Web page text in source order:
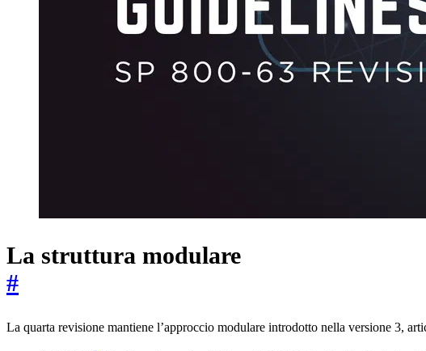
La struttura modulare
#
La quarta revisione mantiene l’approccio modulare introdotto nella versione 3,